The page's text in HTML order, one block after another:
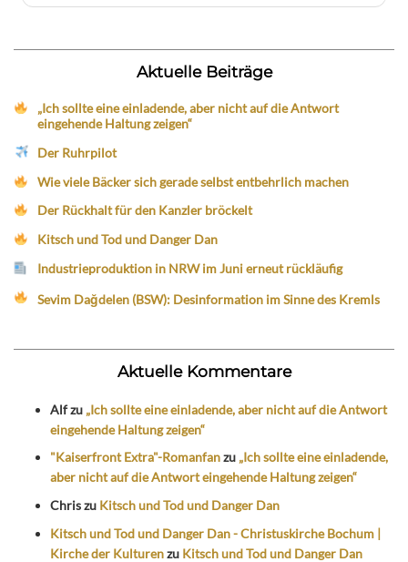
Aktuelle Beiträge
„Ich sollte eine einladende, aber nicht auf die Antwort
eingehende Haltung zeigen“
Der Ruhrpilot
Wie viele Bäcker sich gerade selbst entbehrlich machen
Der Rückhalt für den Kanzler bröckelt
Kitsch und Tod und Danger Dan
Industrieproduktion in NRW im Juni erneut rückläufig
Sevim Dağdelen (BSW): Desinformation im Sinne des Kremls
Aktuelle Kommentare
Alfzu „Ich sollte eine einladende, aber nicht auf die Antwort
eingehende Haltung zeigen“
"Kaiserfront Extra"-Romanfanzu „Ich sollte eine einladende,
aber nicht auf die Antwort eingehende Haltung zeigen“
Chriszu Kitsch und Tod und Danger Dan
Kitsch und Tod und Danger Dan - Christuskirche Bochum |
Kirche der Kulturenzu Kitsch und Tod und Danger Dan